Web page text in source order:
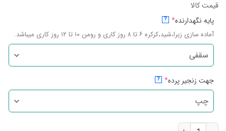
قیمت کالا
پایه نگهدارنده*
?
آماده سازی زبرا،شید،کرکره ۶ تا ۸ روز کاری و رومن ۱۰ تا ۱۲ روز کاری میباشد.
جهت زنجیر پرده*
?